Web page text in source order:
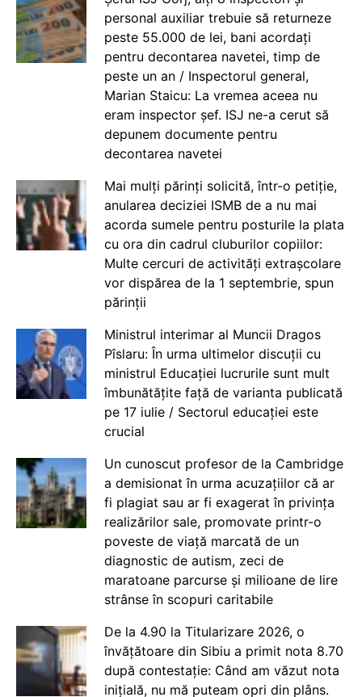
personal auxiliar trebuie să returneze
peste 55.000 de lei, bani acordați
pentru decontarea navetei, timp de
peste un an / Inspectorul general,
Marian Staicu: La vremea aceea nu
eram inspector șef. ISJ ne-a cerut să
depunem documente pentru
decontarea navetei
Mai mulți părinți solicită, într-o petiție,
anularea deciziei ISMB de a nu mai
acorda sumele pentru posturile la plata
cu ora din cadrul cluburilor copiilor:
Multe cercuri de activități extrașcolare
vor dispărea de la 1 septembrie, spun
părinții
Ministrul interimar al Muncii Dragos
Pîslaru: În urma ultimelor discuții cu
ministrul Educației lucrurile sunt mult
îmbunătățite față de varianta publicată
pe 17 iulie / Sectorul educației este
crucial
Un cunoscut profesor de la Cambridge
a demisionat în urma acuzațiilor că ar
fi plagiat sau ar fi exagerat în privința
realizărilor sale, promovate printr-o
poveste de viață marcată de un
diagnostic de autism, zeci de
maratoane parcurse și milioane de lire
strânse în scopuri caritabile
De la 4.90 la Titularizare 2026, o
învățătoare din Sibiu a primit nota 8.70
după contestație: Când am văzut nota
inițială, nu mă puteam opri din plâns.